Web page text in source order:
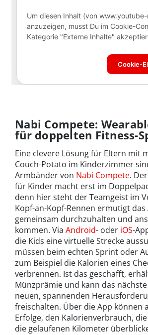
Nabi Compete:
für doppelten Fitness-
Eine clevere Lösung für Eltern mit
Couch-Potato im Kinderzimmer
Armbänder von Nabi Compete.
für Kinder macht erst im
denn hier steht der Teamgeist im
Kopf-an-Kopf-Rennen ermutigt
gemeinsam durchzuhalten und
kommen. Via Android- oder iOS-
die Kids eine virtuelle Strecke
müssen beim echten Sprint oder
zum Beispiel die Kalorien eines
verbrennen. Ist das geschafft,
Münzprämie und kann das
neuen, spannenden
freischalten. Über die App können
Erfolge, den Kalorienverbrauch,
die gelaufenen Kilometer